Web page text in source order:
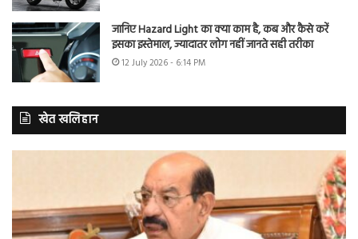
जानिए Hazard Light का क्या काम है, कब और कैसे करें
इसका इस्तेमाल, ज्यादातर लोग नहीं जानते सही तरीका
12 July 2026 - 6:14 PM
खेत खलिहान